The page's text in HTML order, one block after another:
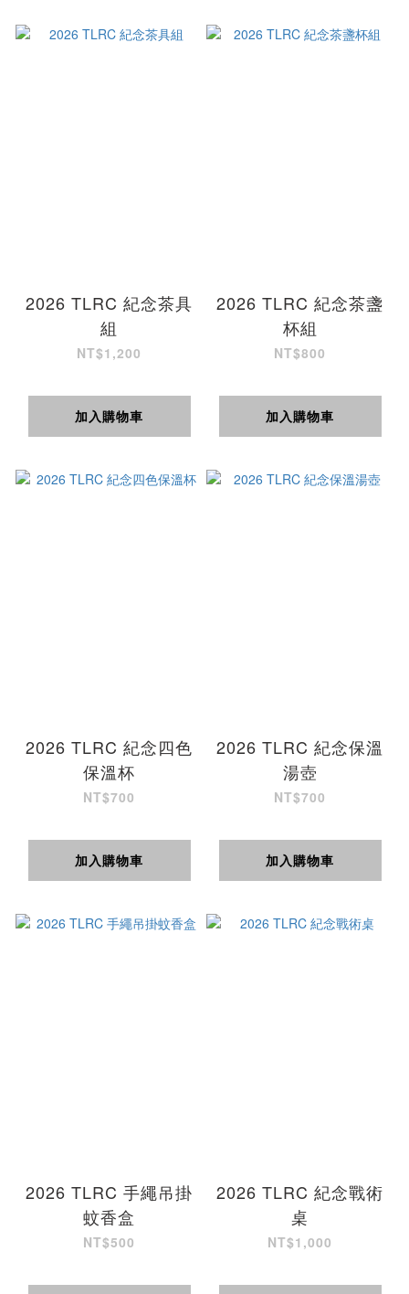
2026 TLRC 紀念茶具
組
NT$1,200
加入購物車
2026 TLRC 紀念茶盞
杯組
NT$800
加入購物車
2026 TLRC 紀念四色
保溫杯
NT$700
加入購物車
2026 TLRC 紀念保溫
湯壺
NT$700
加入購物車
2026 TLRC 手繩吊掛
蚊香盒
NT$500
2026 TLRC 紀念戰術
桌
NT$1,000